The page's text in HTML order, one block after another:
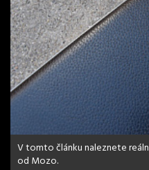
V tomto článku naleznete
od Mozo.